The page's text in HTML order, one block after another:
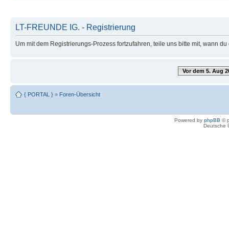
LT-FREUNDE IG. - Registrierung
Um mit dem Registrierungs-Prozess fortzufahren, teile uns bitte mit, wann
Vor dem 5. Aug
{ PORTAL } » Foren-Übersicht
Powered by phpBB ©
Deutsche